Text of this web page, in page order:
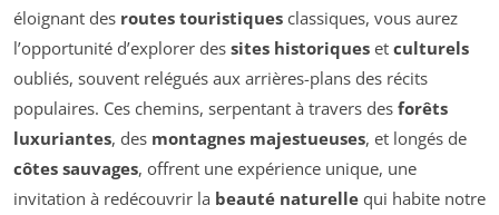
éloignant des routes touristiques classiques, vous aurez
l’opportunité d’explorer des sites historiques et culturels
oubliés, souvent relégués aux arrières-plans des récits
populaires. Ces chemins, serpentant à travers des forêts
luxuriantes, des montagnes majestueuses, et longés de
côtes sauvages, offrent une expérience unique, une
invitation à redécouvrir la beauté naturelle qui habite notre